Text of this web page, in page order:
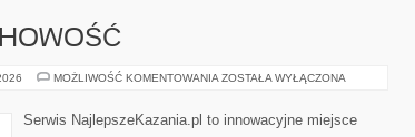
MOŻLIWOŚĆ KOMENTOWANIA MODLITWA
ZOSTAŁA WYŁĄCZONA
Serwis NajlepszeKazania.pl to innowacyjne miejsce